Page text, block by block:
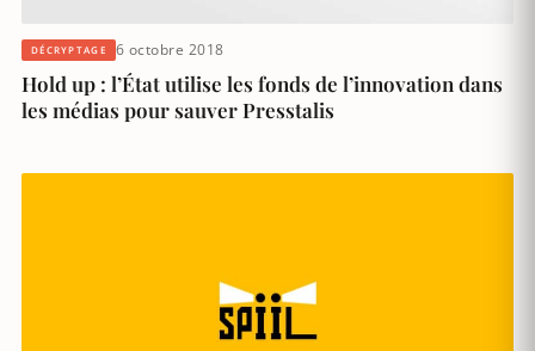
DÉCRYPTAGE 6 octobre 2018
Hold up : l’État utilise les fonds de l’innovation dans
les médias pour sauver Presstalis